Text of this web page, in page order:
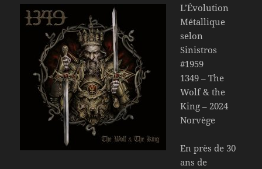
L’Évolution
Métallique
selon
Sinistros
#1959
1349 – The
Wolf & the
King – 2024
Norvège
En près de 30
ans de